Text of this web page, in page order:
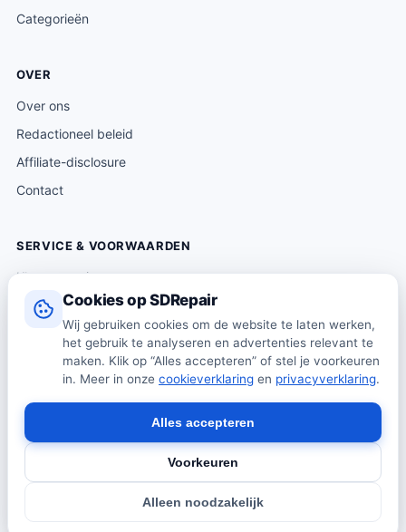
Cookies op SDRepair
Wij gebruiken cookies om de website te laten werken,
het gebruik te analyseren en advertenties relevant te
maken. Klik op “Alles accepteren” of stel je voorkeuren
in. Meer in onze cookieverklaring en privacyverklaring.
Alleen noodzakelijk
Voorkeuren
Alles accepteren
Categorieën
OVER
Over ons
Redactioneel beleid
Affiliate-disclosure
Contact
SERVICE & VOORWAARDEN
Klantenservice
Verzending & levering
Retourneren
Algemene voorwaarden
verkopen zelf geen producten · Alle prijzen onder voorbehoud.